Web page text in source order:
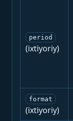
period
(ixtiyoriy)
format
(ixtiyoriy)